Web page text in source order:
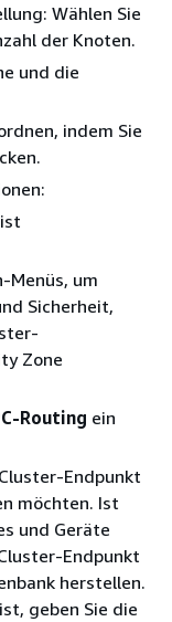
Wählen Sie
der Knoten.
und die
indem Sie
ist
Menüs, um
Sicherheit,
Zone
Routing ein
Endpunkt
möchten. Ist
und Geräte
Endpunkt
herstellen.
geben Sie die